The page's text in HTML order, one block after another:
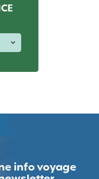
info voyage